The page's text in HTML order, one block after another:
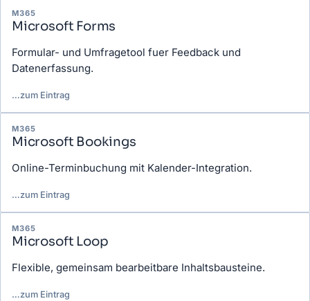
M365
Microsoft Forms
Formular- und Umfragetool fuer Feedback und
Datenerfassung.
…zum Eintrag
M365
Microsoft Bookings
Online-Terminbuchung mit Kalender-Integration.
…zum Eintrag
M365
Microsoft Loop
Flexible, gemeinsam bearbeitbare Inhaltsbausteine.
…zum Eintrag